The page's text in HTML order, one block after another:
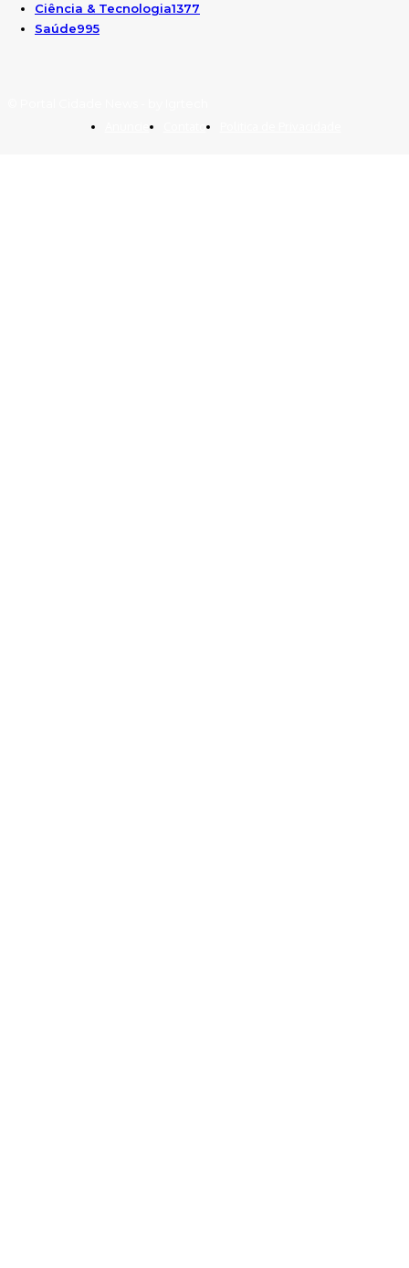
Ciência & Tecnologia1377
Saúde995